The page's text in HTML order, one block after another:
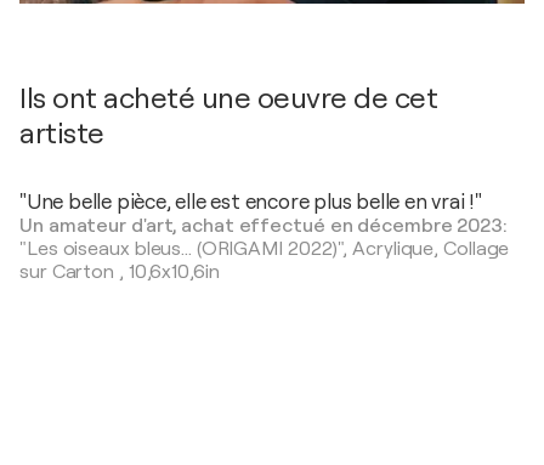
Ils ont acheté une oeuvre de cet
artiste
"Une belle pièce, elle est encore plus belle en vrai !"
Un amateur d'art, achat effectué en décembre 2023:
"Les oiseaux bleus... (ORIGAMI 2022)",Acrylique, Collage
sur Carton , 10,6x10,6in